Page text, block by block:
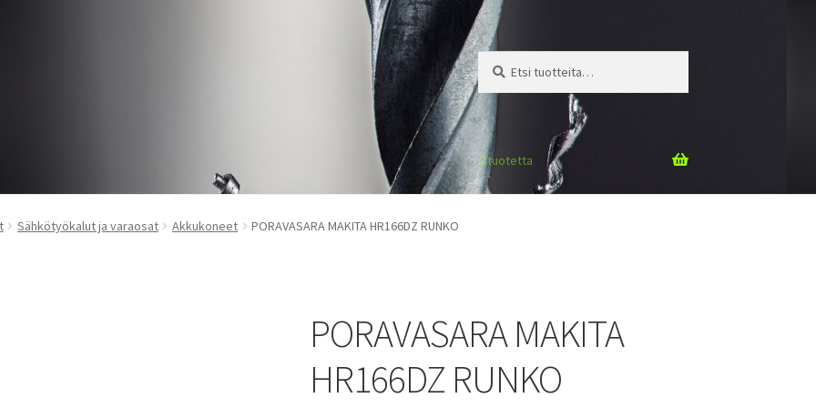
Etsi:
Haku
0 tuotetta
Sähkötyökalut ja varaosat Akkukoneet PORAVASARA MAKITA HR166DZ RUNKO
PORAVASARA MAKITA
HR166DZ RUNKO